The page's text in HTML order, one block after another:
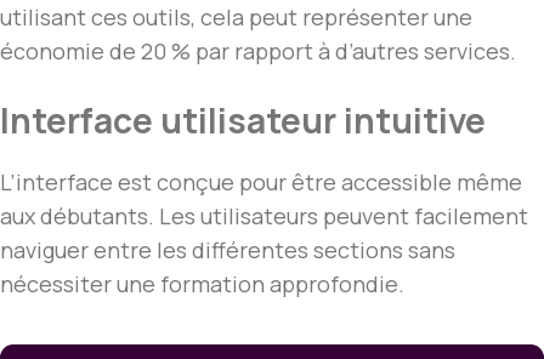
utilisant ces outils, cela peut représenter une
économie de 20 % par rapport à d’autres services.
Interface utilisateur intuitive
L’interface est conçue pour être accessible même
aux débutants. Les utilisateurs peuvent facilement
naviguer entre les différentes sections sans
nécessiter une formation approfondie.